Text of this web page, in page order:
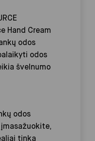
Hand Cream
odos
odos
švelnumo
odos
tinka